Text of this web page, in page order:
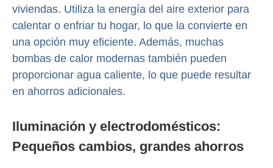
viviendas. Utiliza la energía del aire exterior para
calentar o enfriar tu hogar, lo que la convierte en
una opción muy eficiente. Además, muchas
bombas de calor modernas también pueden
proporcionar agua caliente, lo que puede resultar
en ahorros adicionales.
Iluminación y electrodomésticos:
Pequeños cambios, grandes ahorros